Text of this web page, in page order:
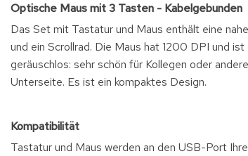
Optische Maus mit 3 Tasten - Kabelgebunden
Das Set mit Tastatur und Maus enthält eine
und ein Scrollrad. Die Maus hat 1200 DPI und
geräuschlos: sehr schön für Kollegen oder
Unterseite. Es ist ein kompaktes Design.
Kompatibilität
Tastatur und Maus werden an den USB-Port